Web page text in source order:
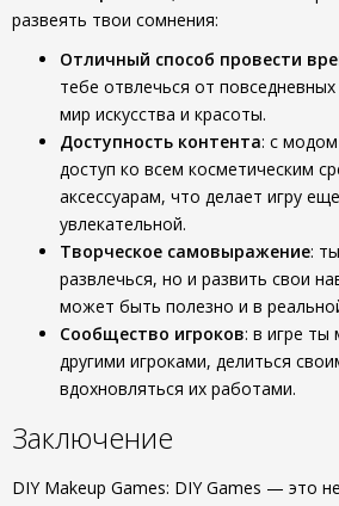
развеять твои сомнения:
Отличный способ провести
тебе отвлечься от
мир искусства и красоты.
Доступность контента: с
доступ ко всем косметическим
аксессуарам, что делает игру
увлекательной.
Творческое самовыражение:
развлечься, но и развить свои
может быть полезно и в
Сообщество игроков: в игре
другими игроками, делиться
вдохновляться их работами.
Заключение
DIY Makeup Games: DIY Games — это